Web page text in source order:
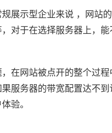
展示型企业来说 ，网站
对于在选择服务器上，
在网站被点开的整个过
服务器的带宽配置达不
验。